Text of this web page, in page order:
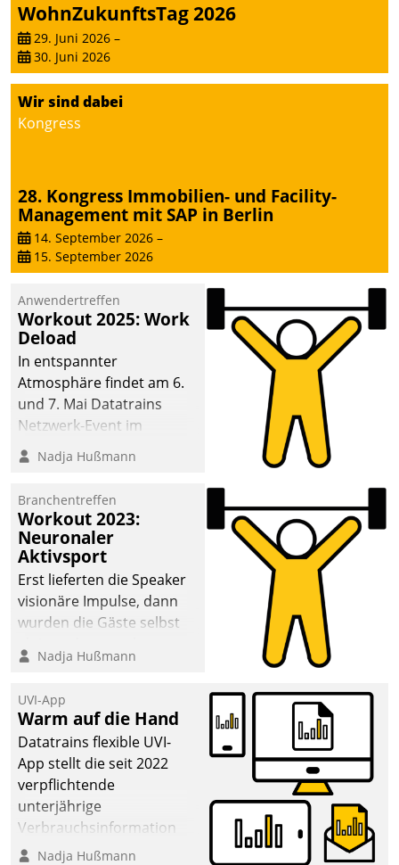
WohnZukunftsTag 2026
29. Juni 2026 –
30. Juni 2026
Wir sind dabei
Kongress
28. Kongress Immobilien- und Facility-
Management mit SAP in Berlin
14. September 2026 –
15. September 2026
Anwendertreffen
Workout 2025: Work
Deload
In entspannter
Atmosphäre findet am 6.
und 7. Mai Datatrains
Netzwerk-Event im
Kunden- und Partnerkreis
statt. Zentrale Frage: Wie
Mammutprojekte
meistern und Workloads
wuppen – bei zunehmend
anspruchsvollen
Aufgaben und
abnehmendem
Nadja Hußmann
Branchentreffen
Workout 2023:
Neuronaler
Aktivsport
Erst lieferten die Speaker
visionäre Impulse, dann
wurden die Gäste selbst
methodisch
Quartier. Dazwischen
zeigte Datatrain, was es
Neues zu bieten hat.
Nadja Hußmann
UVI-App
Warm auf die Hand
Datatrains flexible UVI-
App stellt die seit 2022
verpflichtende
unterjährige
Verbrauchsinformation
schnell, zuverlässig und
Nadja Hußmann